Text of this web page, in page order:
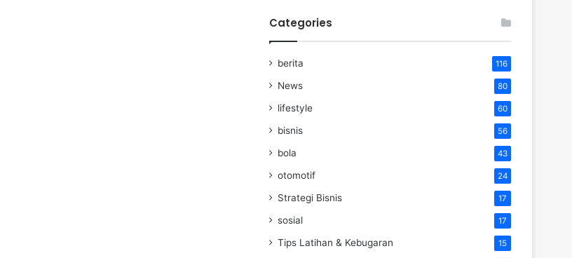
Categories
berita 116
News 80
lifestyle 60
bisnis 56
bola 43
otomotif 24
Strategi Bisnis 17
sosial 17
Tips Latihan & Kebugaran 15